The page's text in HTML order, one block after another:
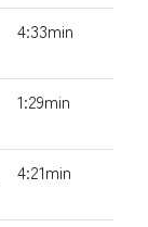
4:33min
1:29min
4:21min